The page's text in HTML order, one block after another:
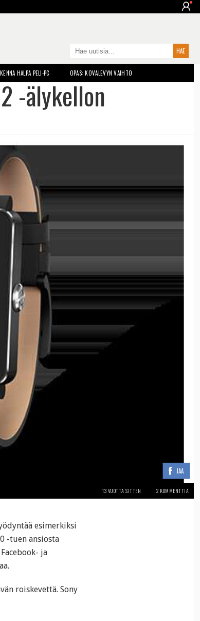
HALPA PELI-PC OPAS: KOVALEVYN VAIHTO
-älykellon
JAA
13 VUOTTA SITTEN 2 KOMMENTTIA
esimerkiksi
-tuen ansiosta
ja
roiskevettä. Sony